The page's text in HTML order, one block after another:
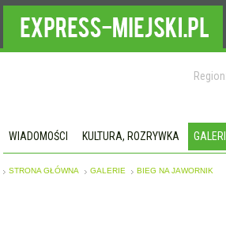
Region:
WIADOMOŚCI KULTURA, ROZRYWKA
STRONA GŁÓWNA GALERIE BIEG NA JAWORNIK